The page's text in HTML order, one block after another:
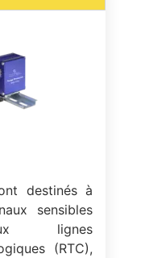
destinés à
sensibles
lignes
(RTC),